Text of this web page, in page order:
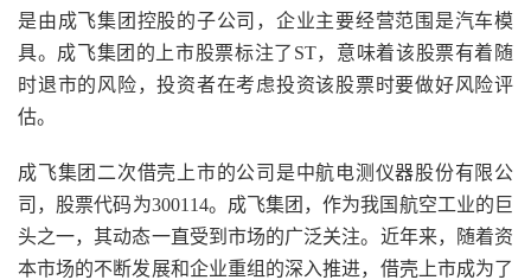
是由成飞集团控股的子公司，企业主要经营范围是汽车模
具。成飞集团的上市股票标注了ST，意味着该股票有着随
时退市的风险，投资者在考虑投资该股票时要做好风险评
估。
成飞集团二次借壳上市的公司是中航电测仪器股份有限公
司，股票代码为300114。成飞集团，作为我国航空工业的巨
头之一，其动态一直受到市场的广泛关注。近年来，随着资
本市场的不断发展和企业重组的深入推进，借壳上市成为了